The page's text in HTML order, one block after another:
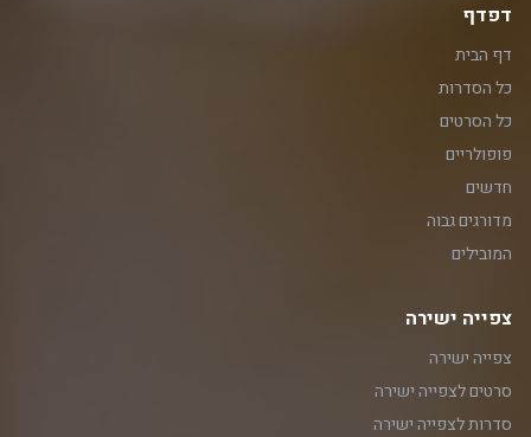
דפדף
דף הבית
כל הסדרות
כל הסרטים
פופולריים
חדשים
מדורגים גבוה
המובילים
צפייה ישירה
צפייה ישירה
סרטים לצפייה ישירה
סדרות לצפייה ישירה